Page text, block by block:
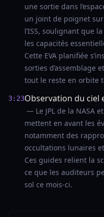
une sortie dans
un joint de poignet
l’ISS, soulignant que
les capacités
Cette EVA planifiée
sorties d’assemblage
tout le reste en orbite
3:23Observation du ciel
— Le JPL de la NASA
mettent en avant les
notamment des
occultations lunaires
Ces guides relient la
ce que les auditeurs
sol ce mois-ci.